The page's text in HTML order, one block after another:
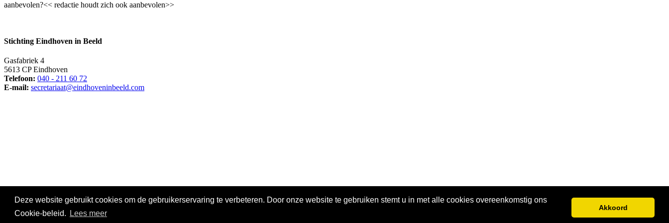
Deze website gebruikt cookies om de gebruikerservaring te verbeteren. Door onze website te gebruiken stemt u in met alle cookies overeenkomstig ons
Cookie-beleid.
Lees meer
Akkoord
aanbevolen?<< redactie houdt zich ook aanbevolen>>
Stichting Eindhoven in Beeld
Gasfabriek 4
5613 CP Eindhoven
Telefoon: 040 - 211 60 72
E-mail: secretariaat@eindhoveninbeeld.com
© CopyrightStichting Eindhoven in Beeld